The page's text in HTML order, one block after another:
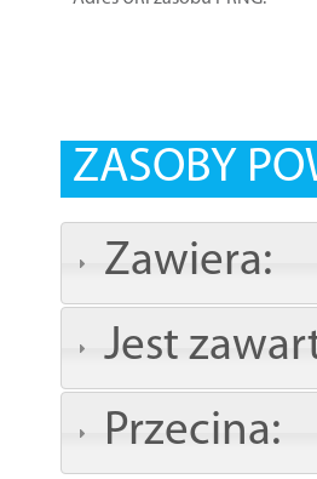
ZASOBY
Zawiera:
Jest
Przecina: